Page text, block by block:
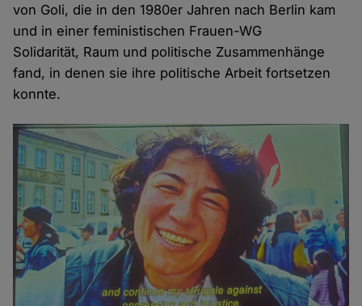
von Goli, die in den 1980er Jahren nach Berlin kam
und in einer feministischen Frauen-WG
Solidarität, Raum und politische Zusammenhänge
fand, in denen sie ihre politische Arbeit fortsetzen
konnte.